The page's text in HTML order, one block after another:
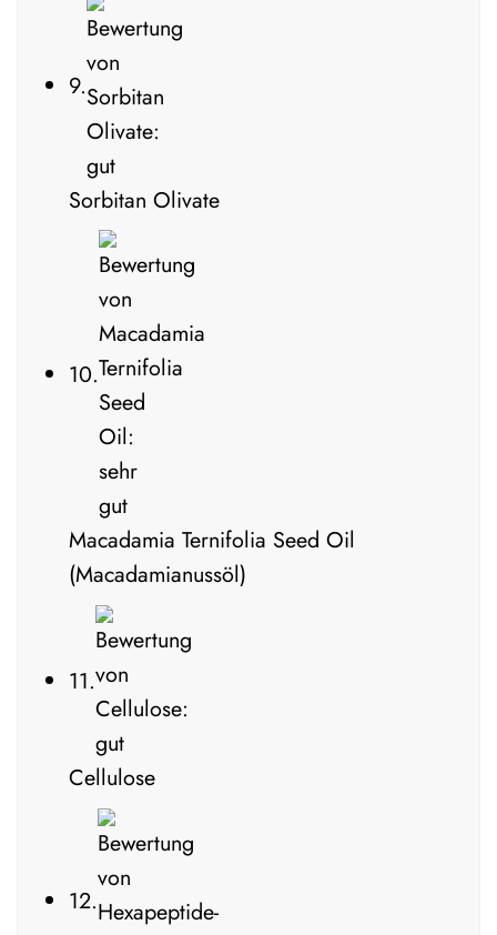
9.
Sorbitan Olivate
10.
Macadamia Ternifolia Seed Oil
(Macadamianussöl)
11.
Cellulose
12.